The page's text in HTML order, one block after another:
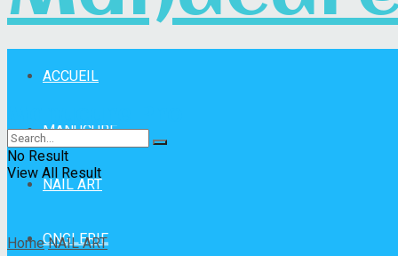
ACCUEIL
MANUCURE
NAIL ART
ONGLERIE
No Result
View All Result
Home NAIL ART